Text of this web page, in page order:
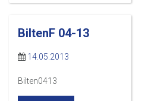
BiltenF 04-13
14.05.2013
Bilten0413